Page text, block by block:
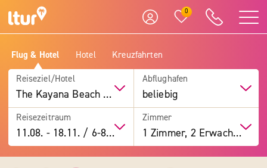
0
Flug & Hotel Hotel Kreuzfahrten
Reiseziel/Hotel
The Kayana Beach Lombok
Abflughafen
beliebig
Reisezeitraum
11.08. -18.11. / 6-8 Tage
Zimmer
1 Zimmer, 2 Erwachsene